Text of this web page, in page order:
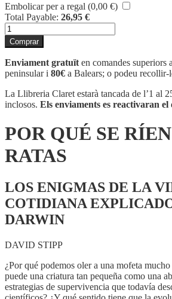
Embolicar per a regal (0,00 €)
Total Payable: 26,95 €
quantitat
de
POR
QUÉ
SE
RÍEN
LAS
RATAS
Comprar
Enviament gratuït en comandes superiors a
peninsular i 80€ a Balears; o podeu recollir-
La Llibreria Claret estarà tancada de l’1 al
inclosos. Els enviaments es reactivaran el
POR QUÉ SE
RATAS
LOS ENIGMAS DE LA
COTIDIANA
DARWIN
DAVID STIPP
¿Por qué podemos oler a una mofeta
puede una criatura tan pequeña como una
estrategias de supervivencia que todavía